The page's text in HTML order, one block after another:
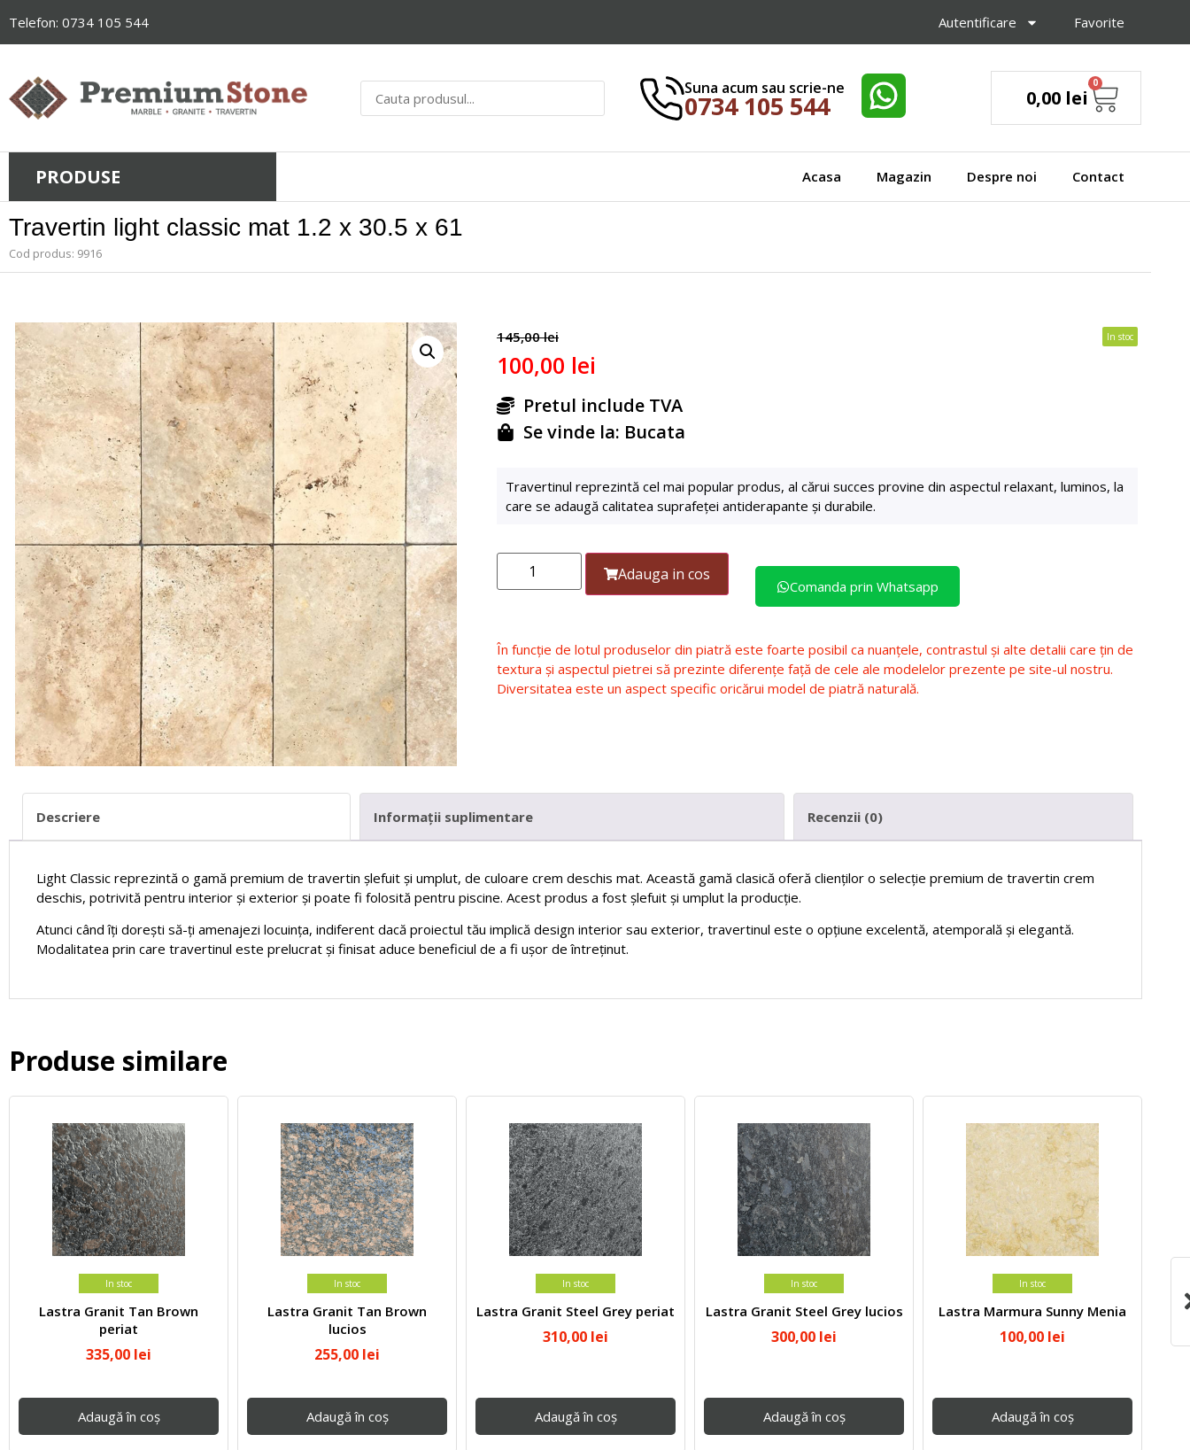
Telefon: 0734 105 544 Autentificare Favorite
Suna acum sau scrie-ne
0734 105 544 0,00 lei
0
PRODUSE Acasa Magazin Despre noi Contact
Travertin light classic mat 1.2 x 30.5 x 61
Cod produs: 9916
145,00lei
100,00 lei
Pretul include TVA
Se vinde la: Bucata
In stoc
Travertinul reprezintă cel mai popular produs, al cărui succes provine din aspectul relaxant, luminos, la
care se adaugă calitatea suprafeței antiderapante și durabile.
Adauga in cos
Comanda prin Whatsapp
În funcție de lotul produselor din piatră este foarte posibil ca nuanțele, contrastul și alte detalii care țin de
textura și aspectul pietrei să prezinte diferențe față de cele ale modelelor prezente pe site-ul nostru.
Diversitatea este un aspect specific oricărui model de piatră naturală.
Descriere Informații suplimentare Recenzii (0)
Light Classic reprezintă o gamă premium de travertin șlefuit și umplut, de culoare crem deschis mat. Această gamă clasică oferă clienților o selecție premium de travertin crem
deschis, potrivită pentru interior și exterior și poate fi folosită pentru piscine. Acest produs a fost șlefuit și umplut la producție.
Atunci când îți dorești să-ți amenajezi locuința, indiferent dacă proiectul tău implică design interior sau exterior, travertinul este o opțiune excelentă, atemporală și elegantă.
Modalitatea prin care travertinul este prelucrat și finisat aduce beneficiul de a fi ușor de întreținut.
Produse similare
In stoc
Lastra Granit Tan Brown
periat
335,00 lei
Adaugă în coș
In stoc
Lastra Granit Tan Brown
lucios
255,00 lei
Adaugă în coș
In stoc
Lastra Granit Steel Grey periat
310,00 lei
Adaugă în coș
In stoc
Lastra Granit Steel Grey lucios
300,00 lei
Adaugă în coș
In stoc
Lastra Marmura Sunny Menia
100,00 lei
Adaugă în coș